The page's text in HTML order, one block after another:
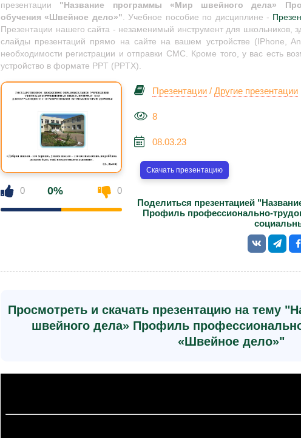
презентации "Название программы «Мир швейного дела»
обучения «Швейное дело»". Учебное пособие по дисциплине -
Презентации нашего сайта - незаменимый инструмент для школьников,
слайды презентаций прямо на сайте на вашем устройстве (IPhone,
необходимости регистрации и отправки СМС. Кроме того, у вас есть
устройство в формате PPT (PPTX).
0 0% 0
Презентации / Другие презентации
8
08.03.23
Скачать презентацию
Поделиться презентацией
Профиль профессионально-
Просмотреть и скачать презентацию на тему
швейного дела» Профиль
«Швейное дело»"